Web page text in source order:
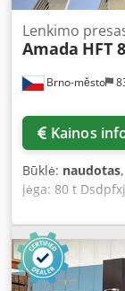
Brno-město
Lenkimo
Amada HFT
Kainos
Būklė: naudotas
jėga: 80 t
Eiga: 200 mm